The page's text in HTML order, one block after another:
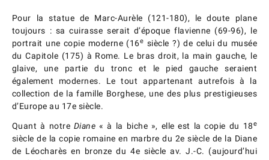
Pour la statue de Marc-Aurèle (121-180), le doute plane
toujours : sa cuirasse serait d’époque flavienne (69-96), le
portrait une copie moderne (16e siècle ?) de celui du musée
du Capitole (175) à Rome. Le bras droit, la main gauche, le
glaive, une partie du tronc et le pied gauche seraient
également modernes. Le tout appartenant autrefois à la
collection de la famille Borghese, une des plus prestigieuses
d’Europe au 17e siècle.
Quant à notre Diane « à la biche », elle est la copie du 18e
siècle de la copie romaine en marbre du 2e siècle de la Diane
de Léocharès en bronze du 4e siècle av. J.-C. (aujourd’hui